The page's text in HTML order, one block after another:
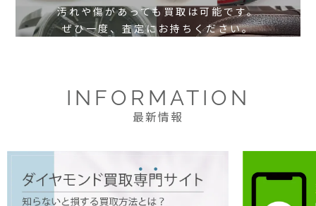
汚れや傷があっても買取は可能です。
ぜひ一度、査定にお持ちください。
INFORMATION
最新情報